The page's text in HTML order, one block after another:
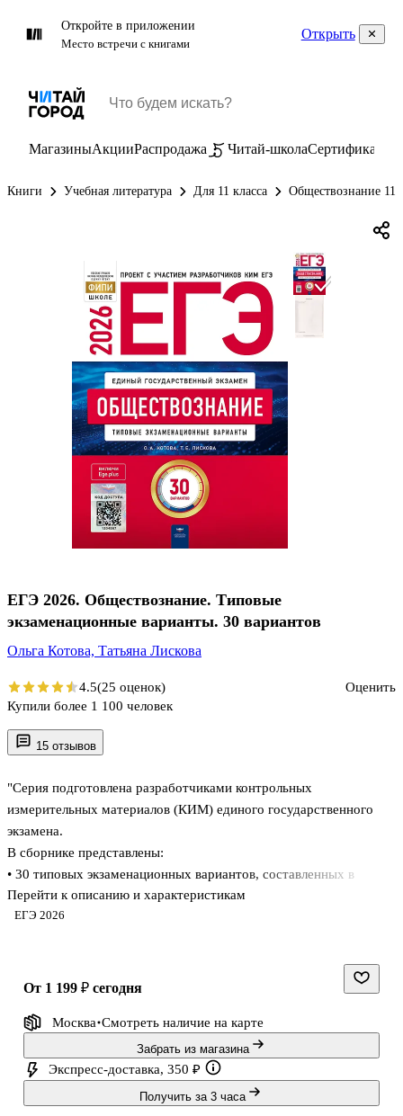
Откройте в приложении
Место встречи с книгами
Открыть
МагазиныАкцииРаспродажа Читай-школаСертификаты
Книги Учебная литература Для 11 класса Обществознание 11
15 отзывов
ЕГЭ 2026
"Серия подготовлена разработчиками контрольных
измерительных материалов (КИМ) единого государственного
экзамена.
В сборнике представлены:
• 30 типовых экзаменационных вариантов, составленных в
соответствии с проектом демоверсии КИМ ЕГЭ по
обществознанию 2026 года;
• критерии оценивания.
предоставляет обучающимся возможность самостоятельно
подготовиться к государственной итоговой аттестации в форме
ЕГЭ, а также объективно оценить уровень своей подготовки к
Перейти к описанию и характеристикам
ЕГЭ 2026. Обществознание. Типовые
экзаменационные варианты. 30 вариантов
Ольга Котова, Татьяна Лискова
4.5(25 оценок)
Оценить
Купили более 1 100 человек
от 1 199 ₽ сегодня
Москва Смотреть наличие на карте
Забрать из магазина
Экспресс-доставка, 350 ₽
Получить за 3 часа